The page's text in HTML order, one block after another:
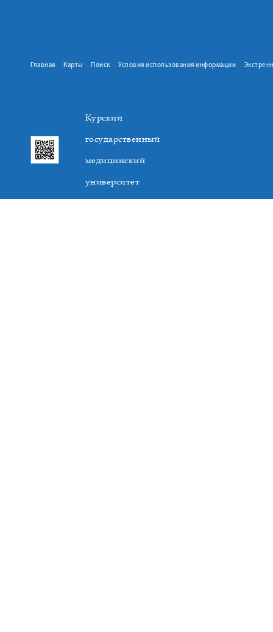
Главная Карты Поиск Условия использования информации
Курский
государственный
медицинский
университет